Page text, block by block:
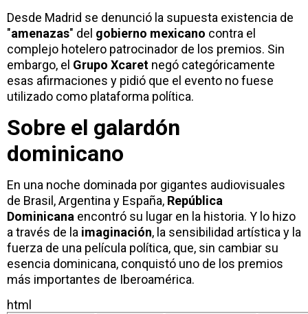
Desde Madrid se denunció la supuesta existencia de
"amenazas" del gobierno mexicano contra el
complejo hotelero patrocinador de los premios. Sin
embargo, el Grupo Xcaret negó categóricamente
esas afirmaciones y pidió que el evento no fuese
utilizado como plataforma política.
Sobre el galardón
dominicano
En una noche dominada por gigantes audiovisuales
de Brasil, Argentina y España, República
Dominicana encontró su lugar en la historia. Y lo hizo
a través de la imaginación, la sensibilidad artística y la
fuerza de una película política, que, sin cambiar su
esencia dominicana, conquistó uno de los premios
más importantes de Iberoamérica.
html